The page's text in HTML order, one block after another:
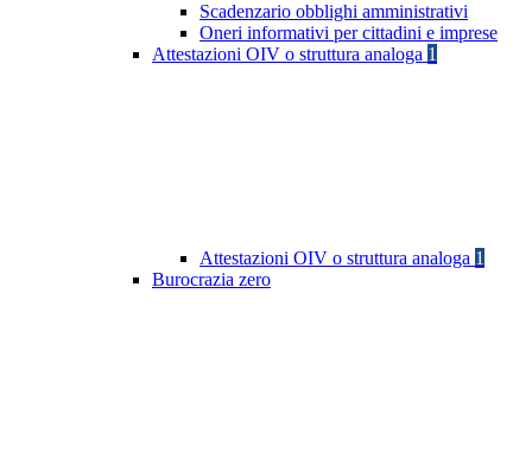
Scadenzario obblighi amministrativi
Oneri informativi per cittadini e imprese
Attestazioni OIV o struttura analoga 1
Attestazioni OIV o struttura analoga 1
Burocrazia zero